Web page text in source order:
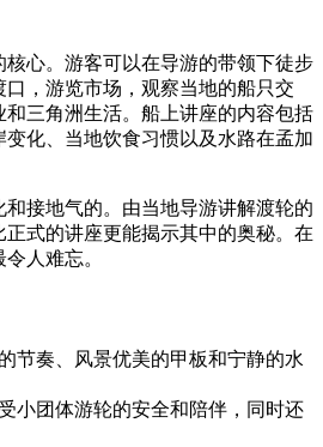
心。游客可以在导游的带领下徒步
，游览市场，观察当地的船只交
三角洲生活。船上讲座的内容包括
化、当地饮食习惯以及水路在孟加
接地气的。由当地导游讲解渡轮的
正式的讲座更能揭示其中的奥秘。在
人难忘。
节奏、风景优美的甲板和宁静的水
小团体游轮的安全和陪伴，同时还